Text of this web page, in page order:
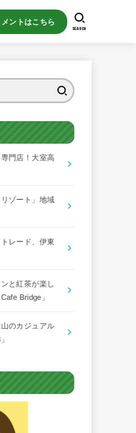
メントはこちら
SEARCH
門店！大室高
ゾート」地域
レード、伊東
と紅茶が楽し
Bridge」
のカジュアル